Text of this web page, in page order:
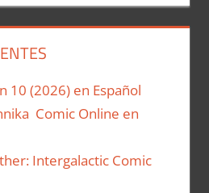
10 (2026) en Español
Comic Online en
Intergalactic Comic